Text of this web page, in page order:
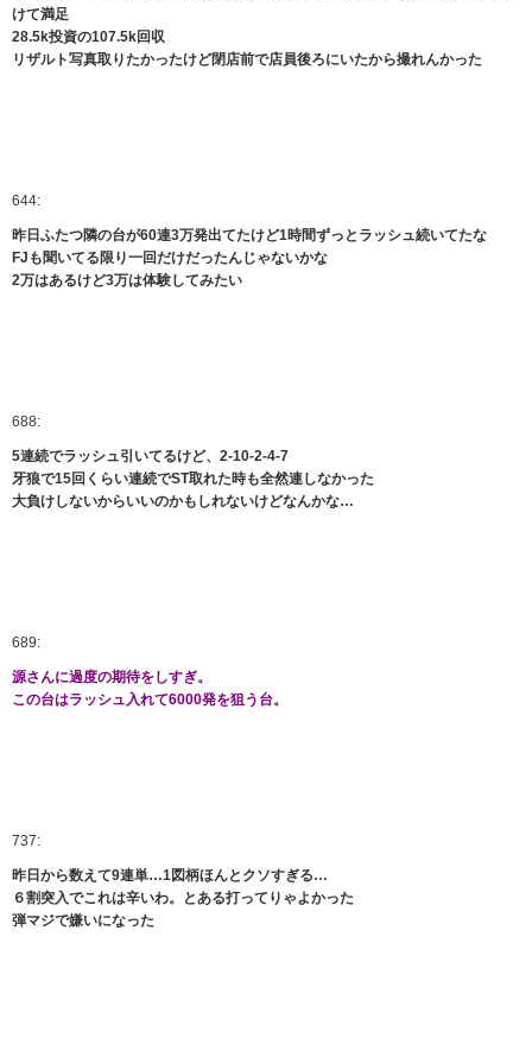
けて満足
28.5k投資の107.5k回収
リザルト写真取りたかったけど閉店前で店員後ろにいたから撮れんかった
644:
昨日ふたつ隣の台が60連3万発出てたけど1時間ずっとラッシュ続いてたな
FJも聞いてる限り一回だけだったんじゃないかな
2万はあるけど3万は体験してみたい
688:
5連続でラッシュ引いてるけど、2-10-2-4-7
牙狼で15回くらい連続でST取れた時も全然連しなかった
大負けしないからいいのかもしれないけどなんかな…
689:
源さんに過度の期待をしすぎ。
この台はラッシュ入れて6000発を狙う台。
737:
昨日から数えて9連単…1図柄ほんとクソすぎる…
６割突入でこれは辛いわ。とある打ってりゃよかった
弾マジで嫌いになった